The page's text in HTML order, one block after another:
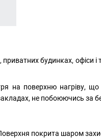
будинках, офіси
на поверхню нагріву,
не побоюючись за
покрита шаром